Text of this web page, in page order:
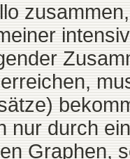
zusammen,
nur durch
Graphen,